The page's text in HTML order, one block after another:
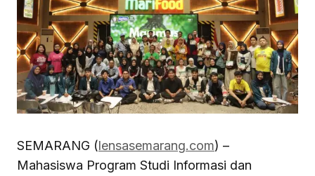
SEMARANG (lensasemarang.com) –
Mahasiswa Program Studi Informasi dan